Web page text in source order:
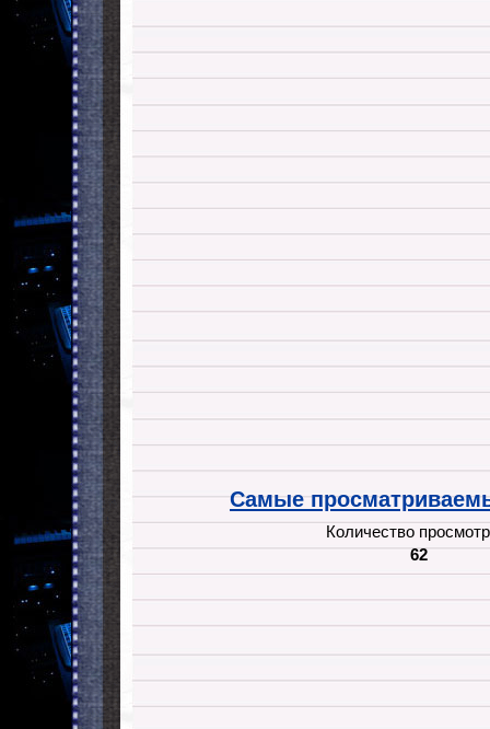
Самые
Количество
62